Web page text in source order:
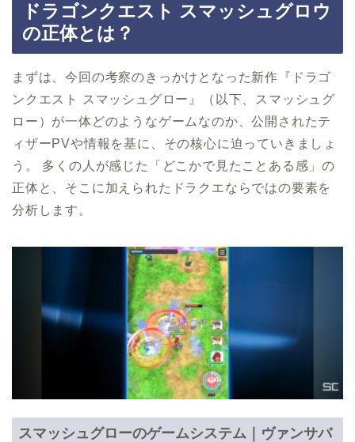
ドラゴンクエスト スマッシュグロウ
の正体とは？
まずは、今回の考察のきっかけとなった新作『ドラゴ
ンクエスト スマッシュグロー』（以下、スマッシュグ
ロー）が一体どのようなゲームなのか、公開されたテ
ィザーPVや情報を基に、その核心に迫っていきましょ
う。 多くの人が感じた「どこかで見たことある感」の
正体と、そこに加えられたドラクエならではの要素を
分析します。
スマッシュグローのゲームシステム｜ヴァンサバ